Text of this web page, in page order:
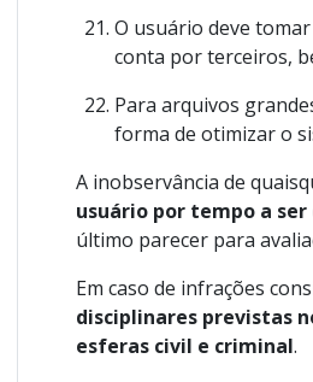
O usuário deve
conta por terceiros,
Para arquivos
forma de otimizar o
A inobservância de
usuário por tempo a
último parecer para
Em caso de infrações
disciplinares previstas
esferas civil e criminal.